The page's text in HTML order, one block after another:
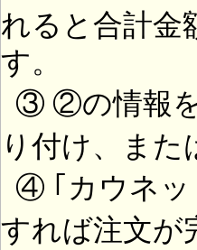
れると合計金
す。
③ ②の情報
り付け、また
④ ｢カウネッ
すれば注文が